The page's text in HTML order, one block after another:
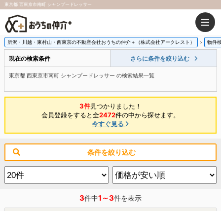
東京都 西東京市南町 シャンプードレッサー
所沢・川越・東村山・西東京の不動産会社おうちの仲介＋（株式会社アークレスト） 物件
現在の検索条件 さらに条件を絞り込む
東京都 西東京市南町 シャンプードレッサー の検索結果一覧
3件見つかりました！
会員登録をすると全2472件の中から探せます。
今すぐ見る
条件を絞り込む
3件中1～3件を表示